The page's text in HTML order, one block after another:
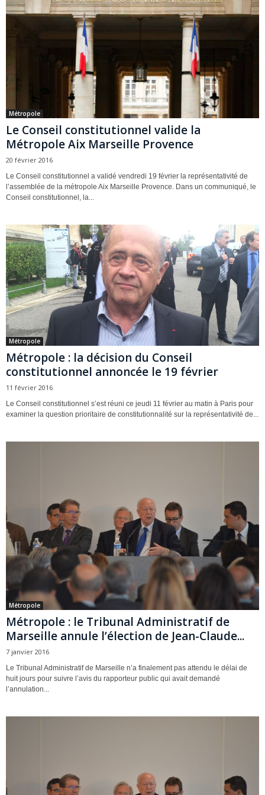
Métropole
Le Conseil constitutionnel valide la
Métropole Aix Marseille Provence
20 février 2016
Le Conseil constitutionnel a validé vendredi 19 février la représentativité de
l’assemblée de la métropole Aix Marseille Provence. Dans un communiqué, le
Conseil constitutionnel, la...
Métropole
Métropole : la décision du Conseil
constitutionnel annoncée le 19 février
11 février 2016
Le Conseil constitutionnel s’est réuni ce jeudi 11 février au matin à Paris pour
examiner la question prioritaire de constitutionnalité sur la représentativité de...
Métropole
Métropole : le Tribunal Administratif de
Marseille annule l’élection de Jean-Claude...
7 janvier 2016
Le Tribunal Administratif de Marseille n’a finalement pas attendu le délai de
huit jours pour suivre l’avis du rapporteur public qui avait demandé
l’annulation...